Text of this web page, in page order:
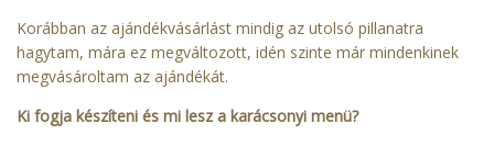
Korábban az ajándékvásárlást mindig az utolsó pillanatra
hagytam, mára ez megváltozott, idén szinte már mindenkinek
megvásároltam az ajándékát.
Ki fogja készíteni és mi lesz a karácsonyi menü?